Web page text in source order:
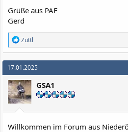
Grüße aus PAF
Gerd
R
e
a
k
t
i
o
n
e
n
Zuttl
17.01.2025
GSA1
Willkommen im Forum aus